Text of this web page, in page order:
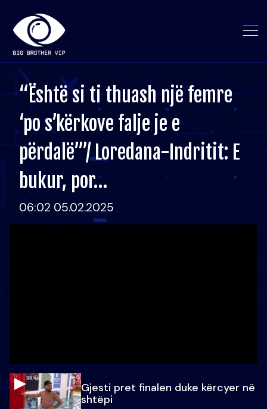
“Është si ti thuash një femre
‘po s’kërkove falje je e
përdalë’”/ Loredana-Indritit: E
bukur, por…
06:02 05.02.2025
Gjesti pret finalen duke kërcyer në
shtëpi